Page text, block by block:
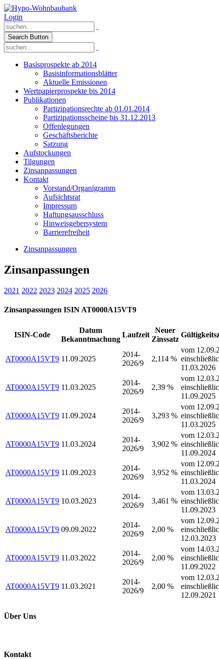
Login
Search Button
Basisprospekte ab 2014
Basisinformationsblätter
Aktuelle Emissionen
Wertpapierprospekte bis 2014
Publikationen
Partizipationsrechte ab 01.01.2014
Partizipationsscheine bis 31.12.2013
Offenlegungen
Geschäftsberichte
Satzung
Aufstockungen
Tilgungen
Zinsanpassungen
Kontakt
Vorstand/Organigramm
Aufsichtsrat
Impressum
Haftungsausschluss
Hinweisgebersystem
Barrierefreiheit
Zinsanpassungen
Zinsanpassungen
2021 2022 2023 2024 2025 2026
Zinsanpassungen ISIN AT0000A15VT9
ISIN-Code
Datum
Bekanntmachung
Laufzeit
Neuer
Zinssatz
AT0000A15VT9 11.09.2025
2014-
2026/9
2,114 %
vom
11.03.2026
AT0000A15VT9 11.03.2025
2014-
2026/9
2,39 %
vom
11.09.2025
AT0000A15VT9 11.09.2024
2014-
2026/9
3,293 %
vom
11.03.2025
AT0000A15VT9 11.03.2024
2014-
2026/9
3,902 %
vom
11.09.2024
AT0000A15VT9 11.09.2023
2014-
2026/9
3,952 %
vom
11.03.2024
AT0000A15VT9 10.03.2023
2014-
2026/9
3,461 %
vom
11.09.2023
AT0000A15VT9 09.09.2022
2014-
2026/9
2,00 %
vom
12.03.2023
AT0000A15VT9 11.03.2022
2014-
2026/9
2,00 %
vom
11.09.2022
AT0000A15VT9 11.03.2021
2014-
2026/9
2,00 %
vom
12.09.2021
Über Uns
Kontakt